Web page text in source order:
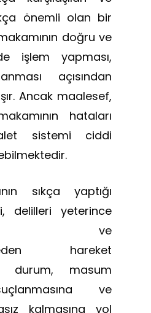
önemli olan bir
doğru ve
işlem yapması,
açısından
Ancak maalesef,
hataları
sistemi ciddi
sıkça yaptığı
delilleri yeterince
ve
hareket
durum, masum
ve
kalmasına yol